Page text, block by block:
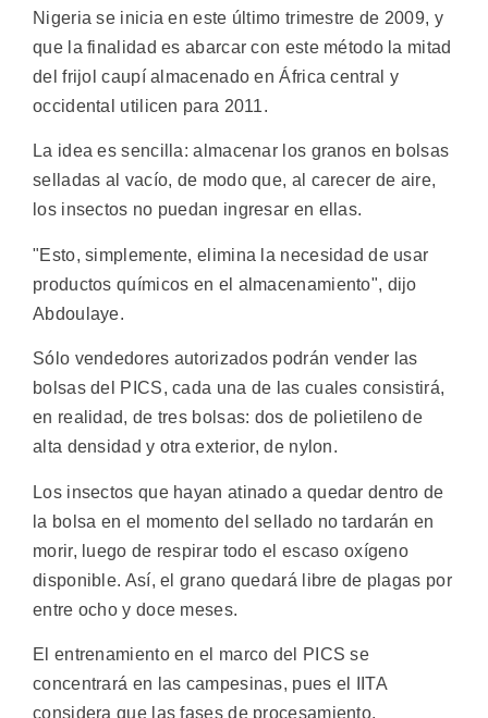
Nigeria se inicia en este último trimestre de 2009, y
que la finalidad es abarcar con este método la mitad
del frijol caupí almacenado en África central y
occidental utilicen para 2011.
La idea es sencilla: almacenar los granos en bolsas
selladas al vacío, de modo que, al carecer de aire,
los insectos no puedan ingresar en ellas.
"Esto, simplemente, elimina la necesidad de usar
productos químicos en el almacenamiento", dijo
Abdoulaye.
Sólo vendedores autorizados podrán vender las
bolsas del PICS, cada una de las cuales consistirá,
en realidad, de tres bolsas: dos de polietileno de
alta densidad y otra exterior, de nylon.
Los insectos que hayan atinado a quedar dentro de
la bolsa en el momento del sellado no tardarán en
morir, luego de respirar todo el escaso oxígeno
disponible. Así, el grano quedará libre de plagas por
entre ocho y doce meses.
El entrenamiento en el marco del PICS se
concentrará en las campesinas, pues el IITA
considera que las fases de procesamiento,